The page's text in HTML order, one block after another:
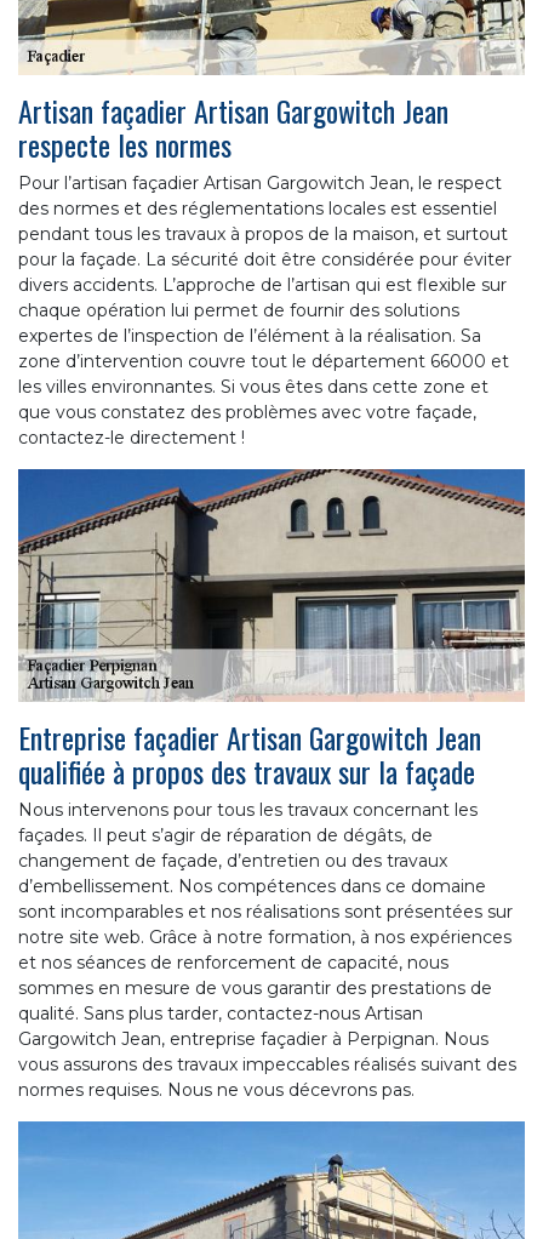
Artisan façadier Artisan Gargowitch Jean
respecte les normes
Pour l’artisan façadier Artisan Gargowitch Jean, le respect
des normes et des réglementations locales est essentiel
pendant tous les travaux à propos de la maison, et surtout
pour la façade. La sécurité doit être considérée pour éviter
divers accidents. L’approche de l’artisan qui est flexible sur
chaque opération lui permet de fournir des solutions
expertes de l’inspection de l’élément à la réalisation. Sa
zone d’intervention couvre tout le département 66000 et
les villes environnantes. Si vous êtes dans cette zone et
que vous constatez des problèmes avec votre façade,
contactez-le directement !
Entreprise façadier Artisan Gargowitch Jean
qualifiée à propos des travaux sur la façade
Nous intervenons pour tous les travaux concernant les
façades. Il peut s’agir de réparation de dégâts, de
changement de façade, d’entretien ou des travaux
d’embellissement. Nos compétences dans ce domaine
sont incomparables et nos réalisations sont présentées sur
notre site web. Grâce à notre formation, à nos expériences
et nos séances de renforcement de capacité, nous
sommes en mesure de vous garantir des prestations de
qualité. Sans plus tarder, contactez-nous Artisan
Gargowitch Jean, entreprise façadier à Perpignan. Nous
vous assurons des travaux impeccables réalisés suivant des
normes requises. Nous ne vous décevrons pas.